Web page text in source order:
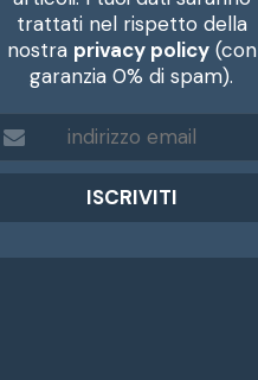
trattati nel rispetto della
nostra privacy policy(con
garanzia 0% di spam).